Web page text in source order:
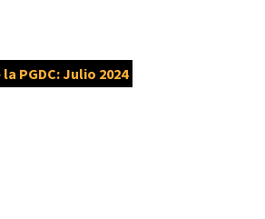
PGDC: Julio 2024